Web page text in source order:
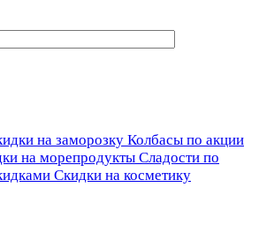
на заморозку Колбасы по акции
на морепродукты Сладости по
Скидки на косметику